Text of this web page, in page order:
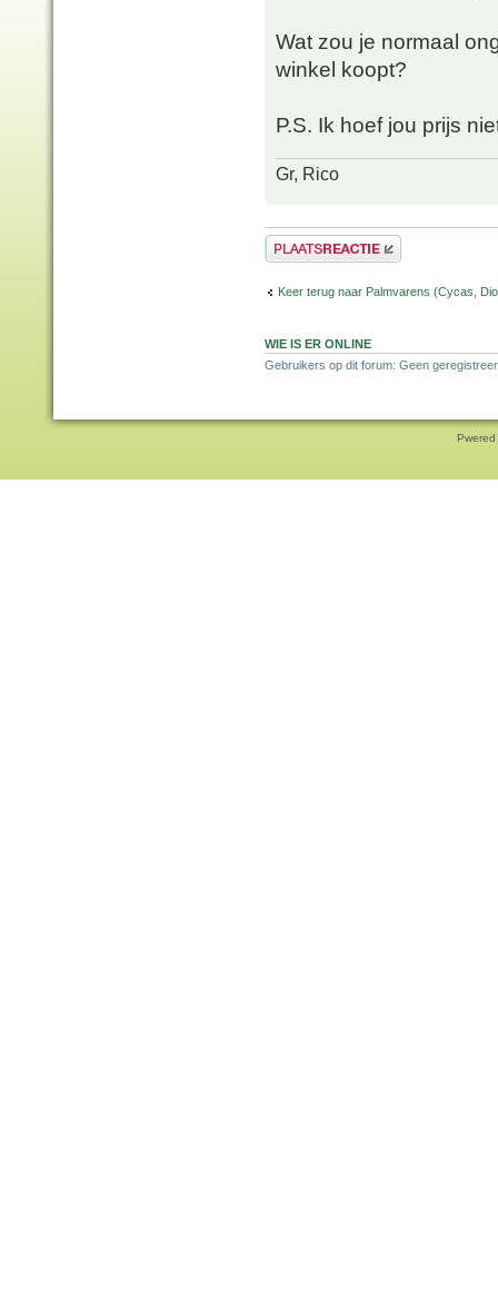
Wat zou je normaal
winkel koopt?
P.S. Ik hoef jou prijs
Gr, Rico
Plaats een reactie
Keer terug naar Palmvarens (Cycas,
WIE IS ER ONLINE
Gebruikers op dit forum: Geen